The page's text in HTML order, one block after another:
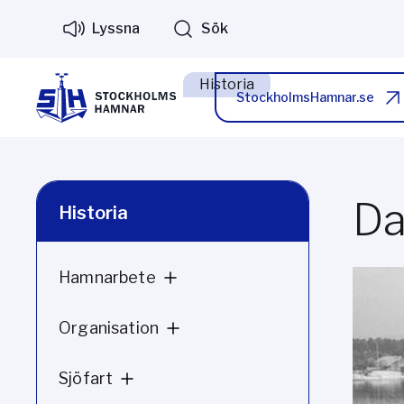
Lyssna Sök
Historia
StockholmsHamnar.se
Historia
Hamnarbete
Organisation
Sjöfart